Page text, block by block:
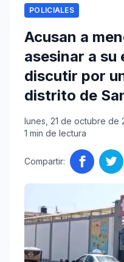
POLICIALES
Acusan a
asesinar a
discutir por
distrito de
lunes, 21 de octubre de
1 min de lectura
Compartir: